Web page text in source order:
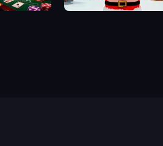
Idle Planet: Gym
Arcade Tycoon